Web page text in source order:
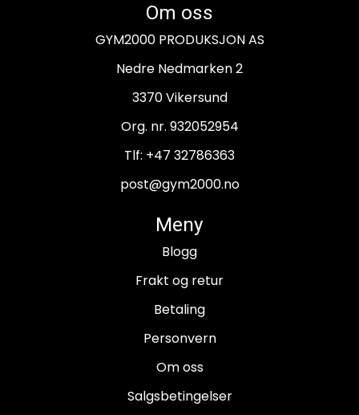
Om oss
GYM2000 PRODUKSJON AS
Nedre Nedmarken 2
3370 Vikersund
Org. nr. 932052954
Tlf: +47 32786363
post@gym2000.no
Meny
Blogg
Frakt og retur
Betaling
Personvern
Om oss
Salgsbetingelser